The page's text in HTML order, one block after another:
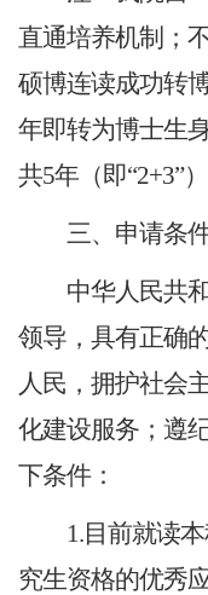
直通培养机制；
硕博连读成功转
年即转为博士生
共5年（即“2+3”）
三、申请条
中华人民共
领导，具有正确
人民，拥护社会
化建设服务；遵
下条件：
1.目前就读
究生资格的优秀